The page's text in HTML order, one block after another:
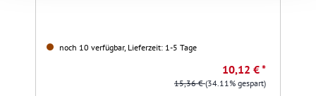
noch 10 verfügbar, Lieferzeit: 1-5 Tage
10,12 € *
15,36 €(34.11% gespart)